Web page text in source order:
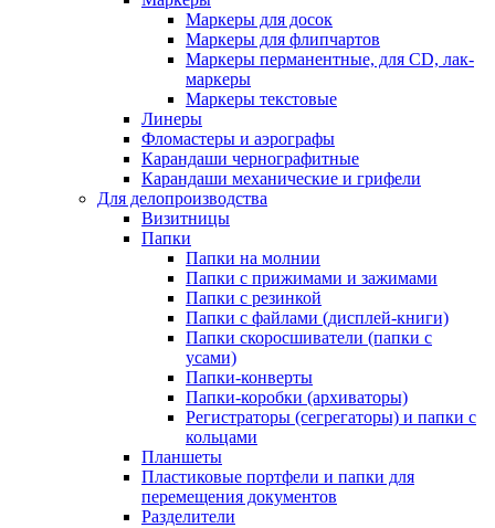
Маркеры для досок
Маркеры для флипчартов
Маркеры перманентные, для CD, лак-
маркеры
Маркеры текстовые
Линеры
Фломастеры и аэрографы
Карандаши чернографитные
Карандаши механические и грифели
Для делопроизводства
Визитницы
Папки
Папки на молнии
Папки с прижимами и зажимами
Папки с резинкой
Папки с файлами (дисплей-книги)
Папки скоросшиватели (папки с
усами)
Папки-конверты
Папки-коробки (архиваторы)
Регистраторы (сегрегаторы) и папки с
кольцами
Планшеты
Пластиковые портфели и папки для
перемещения документов
Разделители